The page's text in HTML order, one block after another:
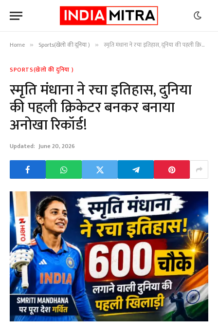
Home » Sports(खेलो की दुनिया ) » स्मृति मंधाना ने रचा इतिहास, दुनिया की पहली क्रिकेटर बनकर बनाया अनोखा रिकॉर्ड!
SPORTS(खेलो की दुनिया )
स्मृति मंधाना ने रचा इतिहास, दुनिया
की पहली क्रिकेटर बनकर बनाया
अनोखा रिकॉर्ड!
Updated: June 20, 2026